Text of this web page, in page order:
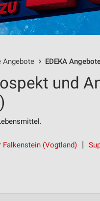
Angebote EDEKA
und
Falkenstein (Vogtland)